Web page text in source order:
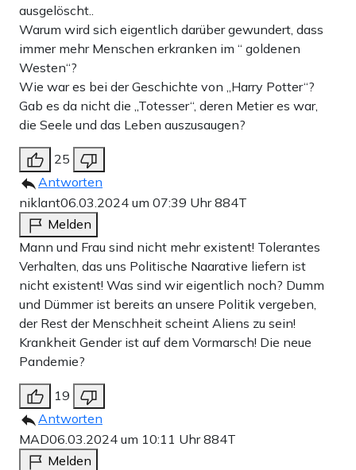
ausgelöscht..
Warum wird sich eigentlich darüber gewundert, dass
immer mehr Menschen erkranken im “ goldenen
Westen“?
Wie war es bei der Geschichte von „Harry Potter“?
Gab es da nicht die „Totesser“, deren Metier es war,
die Seele und das Leben auszusaugen?
25
Antworten
niklant06.03.2024 um 07:39 Uhr884T
Melden
Mann und Frau sind nicht mehr existent! Tolerantes
Verhalten, das uns Politische Naarative liefern ist
nicht existent! Was sind wir eigentlich noch? Dumm
und Dümmer ist bereits an unsere Politik vergeben,
der Rest der Menschheit scheint Aliens zu sein!
Krankheit Gender ist auf dem Vormarsch! Die neue
Pandemie?
19
Antworten
MAD06.03.2024 um 10:11 Uhr884T
Melden